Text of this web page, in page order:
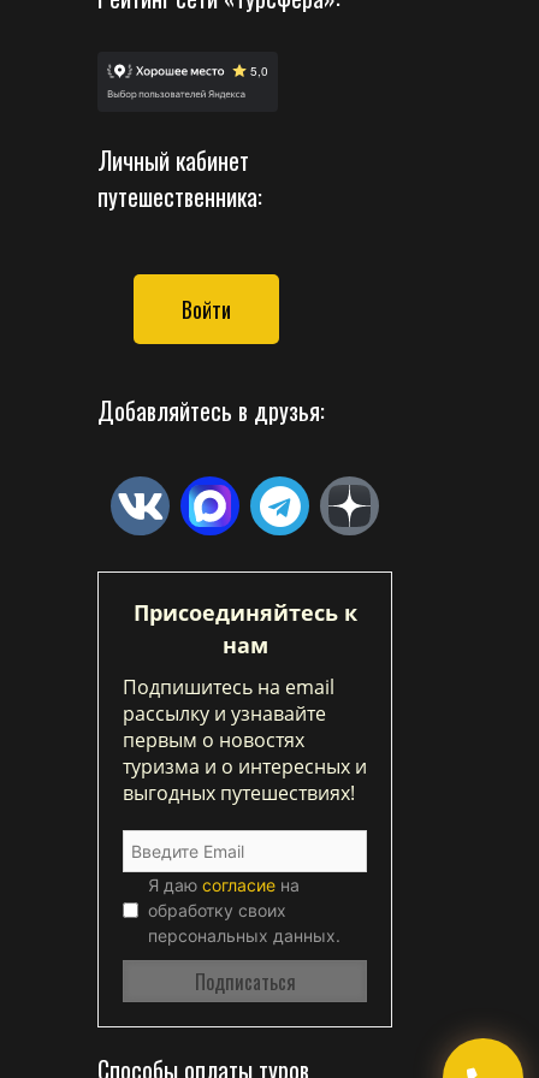
Личный кабинет
путешественника:
Войти
Добавляйтесь в друзья:
Присоединяйтесь к
нам
Подпишитесь на email
рассылку и узнавайте
первым о новостях
туризма и о интересных и
выгодных путешествиях!
Я даю согласие на
обработку своих
персональных данных.
Способы оплаты туров